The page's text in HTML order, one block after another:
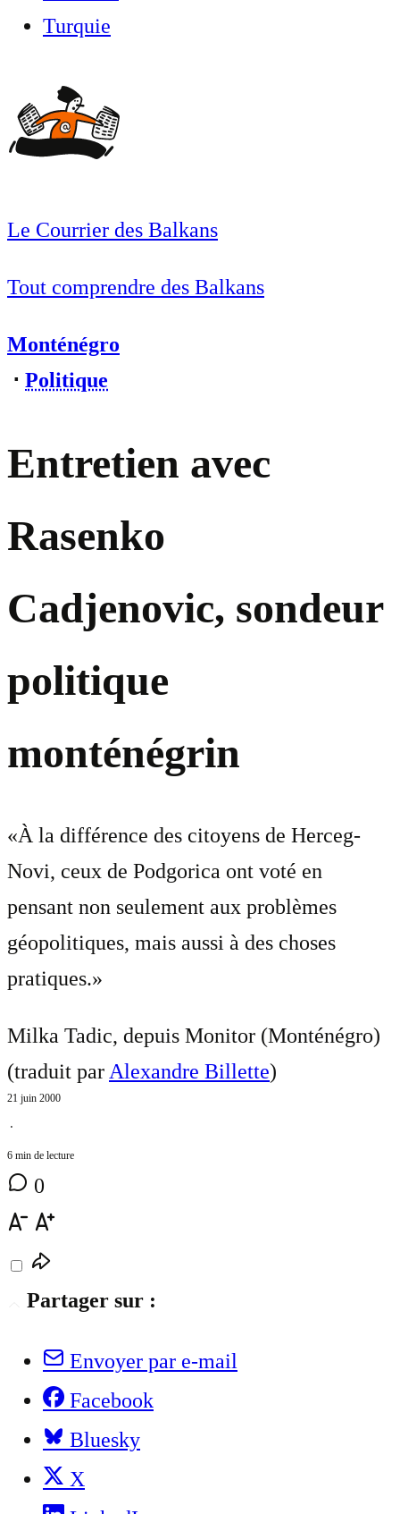
Turquie
Le Courrier des Balkans
Tout comprendre des Balkans
Monténégro
⋅ Politique
Entretien avec
Rasenko
Cadjenovic, sondeur
politique
monténégrin
«À la différence des citoyens de Herceg-
Novi, ceux de Podgorica ont voté en
pensant non seulement aux problèmes
géopolitiques, mais aussi à des choses
pratiques.»
Milka Tadic, depuis Monitor (Monténégro)
(traduit parAlexandre Billette)
21 juin 2000
⋅
6 min de lecture
0
Partager sur :
Envoyer par e-mail
Facebook
Bluesky
X